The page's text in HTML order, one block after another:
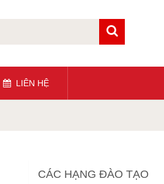
LIÊN HỆ
CÁC HẠNG ĐÀO TẠO